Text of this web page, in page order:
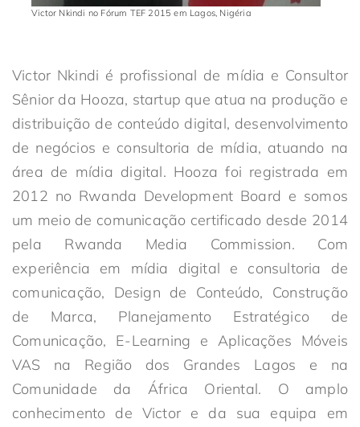
Victor Nkindi no Fórum TEF 2015 em Lagos, Nigéria
Victor Nkindi é profissional de mídia e Consultor
Sênior da Hooza, startup que atua na produção e
distribuição de conteúdo digital, desenvolvimento
de negócios e consultoria de mídia, atuando na
área de mídia digital. Hooza foi registrada em
2012 no Rwanda Development Board e somos
um meio de comunicação certificado desde 2014
pela Rwanda Media Commission. Com
experiência em mídia digital e consultoria de
comunicação, Design de Conteúdo, Construção
de Marca, Planejamento Estratégico de
Comunicação, E-Learning e Aplicações Móveis
VAS na Região dos Grandes Lagos e na
Comunidade da África Oriental. O amplo
conhecimento de Victor e da sua equipa em